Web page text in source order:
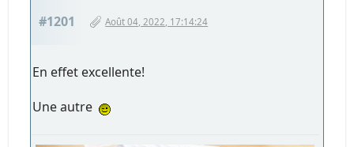
#1201 Août 04, 2022, 17:14:24
En effet excellente!
Une autre